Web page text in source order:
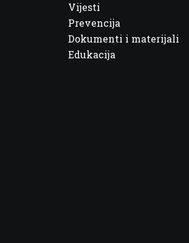
Vijesti
Prevencija
Dokumenti i materijali
Edukacija